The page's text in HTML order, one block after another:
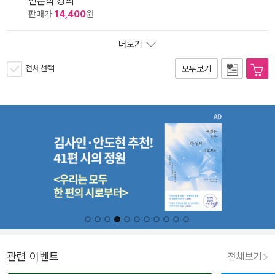
판매가 14,400원
더보기
전체선택 모두보기
관련 이벤트 전체보기